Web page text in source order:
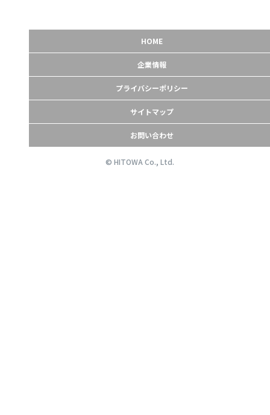
HOME
企業情報
プライバシーポリシー
サイトマップ
お問い合わせ
© HITOWA Co., Ltd.